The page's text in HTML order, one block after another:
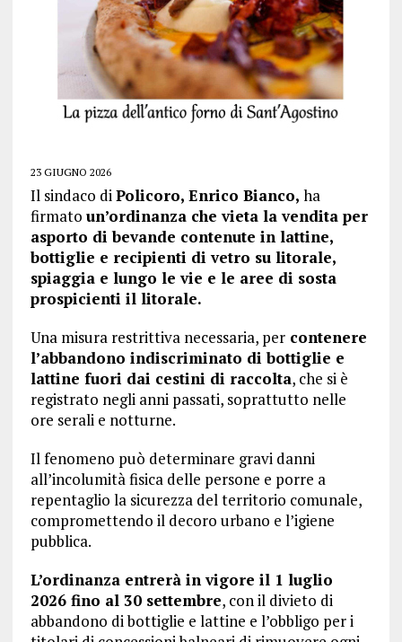
23 GIUGNO 2026
Il sindaco diPolicoro, Enrico Bianco, ha
firmato un’ordinanza che vieta la vendita per
asporto di bevande contenute in lattine,
bottiglie e recipienti di vetro su litorale,
spiaggia e lungo le vie e le aree di sosta
prospicienti il litorale.
Una misura restrittiva necessaria, percontenere
l’abbandono indiscriminato di bottiglie e
lattine fuori dai cestini di raccolta, che si è
registrato negli anni passati, soprattutto nelle
ore serali e notturne.
Il fenomeno può determinare gravi danni
all’incolumità fisica delle persone e porre a
repentaglio la sicurezza del territorio comunale,
compromettendo il decoro urbano e l’igiene
pubblica.
L’ordinanza entrerà in vigore il 1 luglio
2026 fino al 30 settembre, con il divieto di
abbandono di bottiglie e lattine e l’obbligo per i